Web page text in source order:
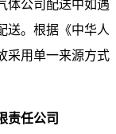
体公司配送中如遇
送。根据《中华人
采用单一来源方式
责任公司